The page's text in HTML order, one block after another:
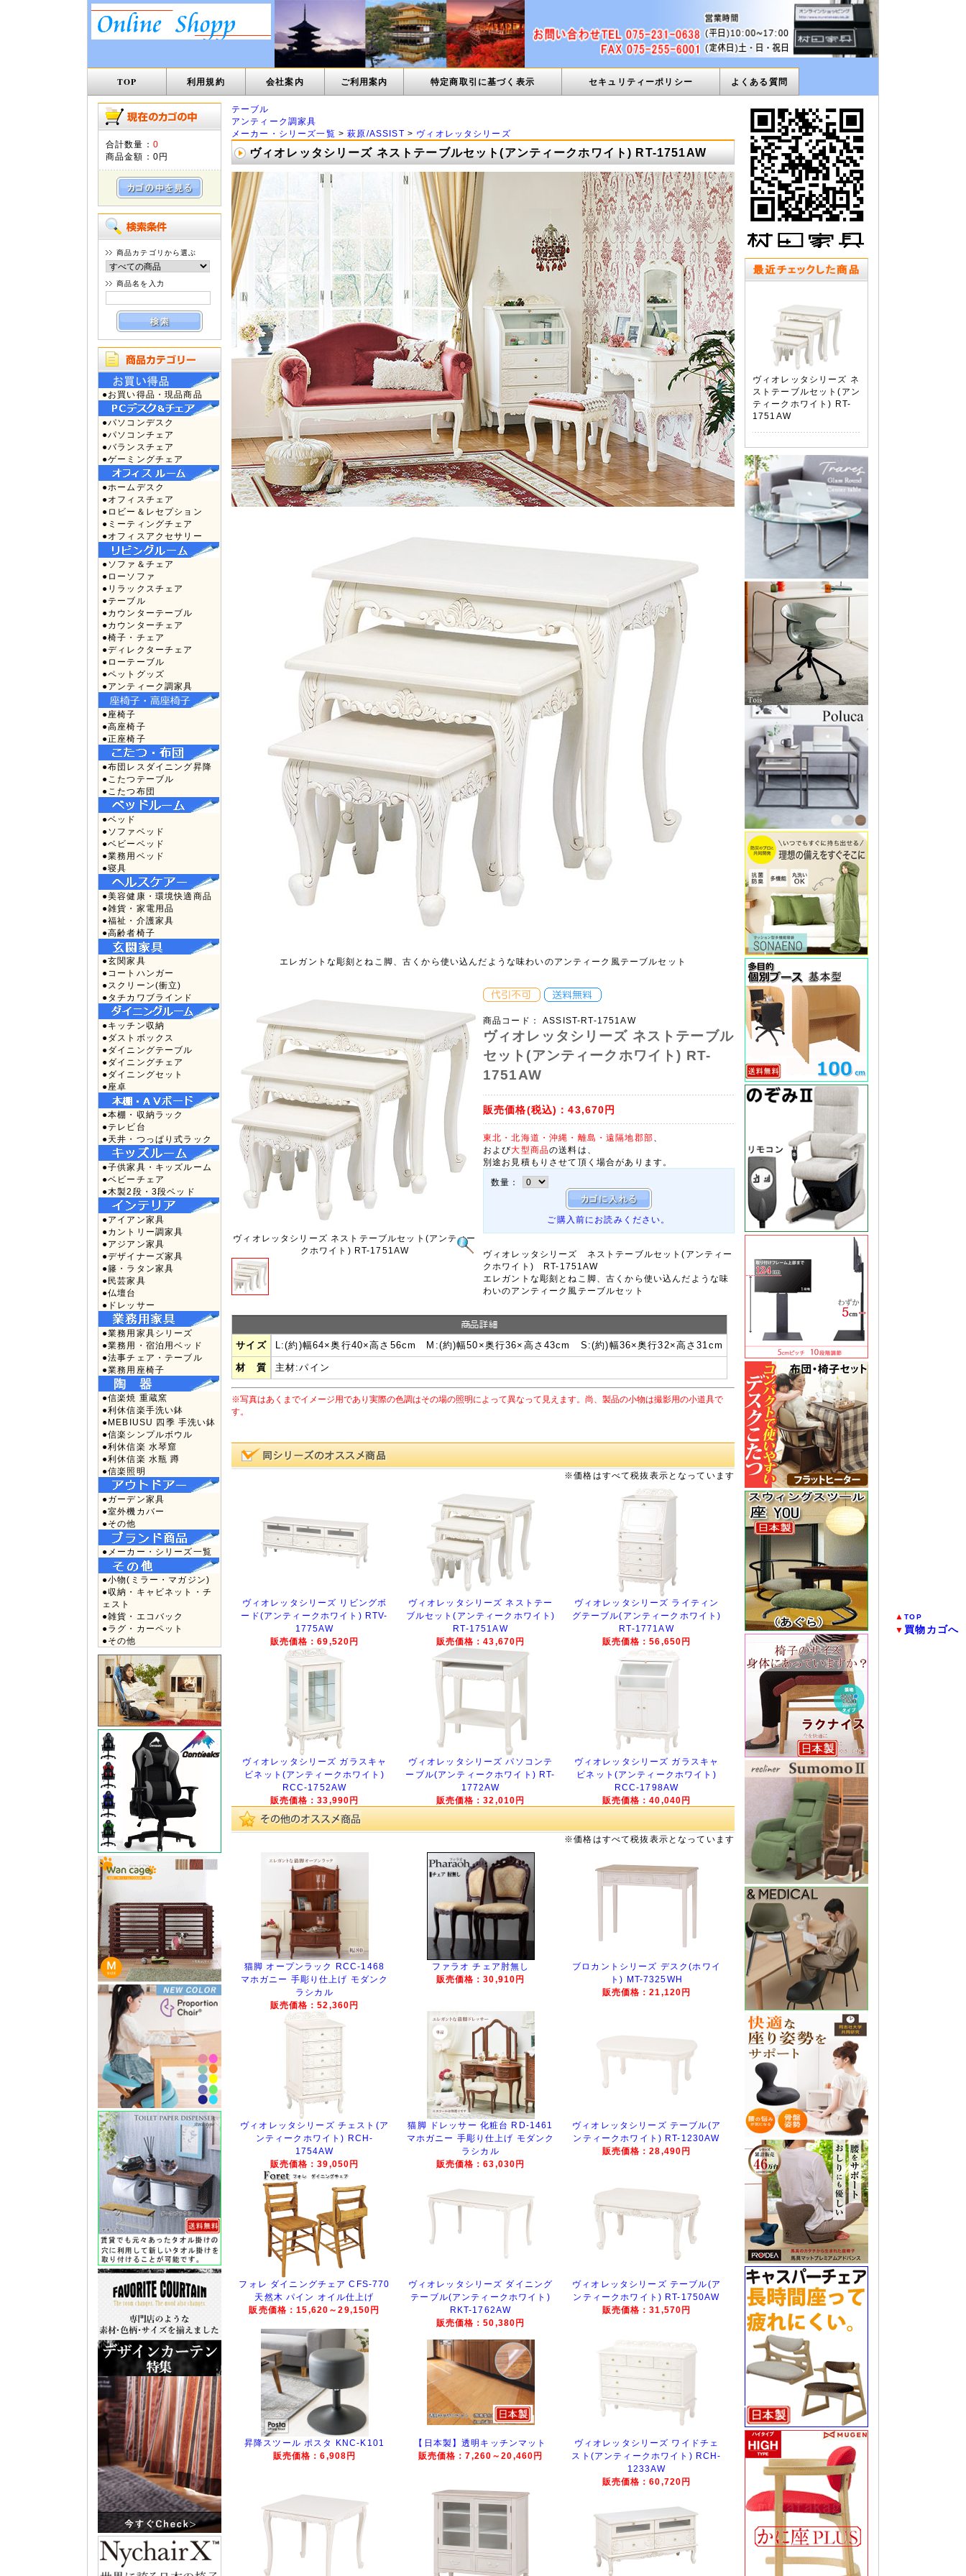
TOP 利用規約 会社案内 ご利用案内 特定商取引に基づく表示 セキュリティーポリシー よくある質問
合計数量： 0
商品金額： 0円
商品カテゴリから選ぶ
商品名を入力
●お買い得品・現品商品
●パソコンデスク
●パソコンチェア
●バランスチェア
●ゲーミングチェア
●ホームデスク
●オフィスチェア
●ロビー＆レセプション
●ミーティングチェア
●オフィスアクセサリー
●ソファ＆チェア
●ローソファ
●リラックスチェア
●テーブル
●カウンターテーブル
●カウンターチェア
●椅子・チェア
●ディレクターチェア
●ローテーブル
●ペットグッズ
●アンティーク調家具
●座椅子
●高座椅子
●正座椅子
●布団レスダイニング昇降
●こたつテーブル
●こたつ布団
●ベッド
●ソファベッド
●ベビーベッド
●業務用ベッド
●寝具
●美容健康・環境快適商品
●雑貨・家電用品
●福祉・介護家具
●高齢者椅子
●玄関家具
●コートハンガー
●スクリーン(衝立)
●タチカワブラインド
●キッチン収納
●ダストボックス
●ダイニングテーブル
●ダイニングチェア
●ダイニングセット
●座卓
●本棚・収納ラック
●テレビ台
●天井・つっぱり式ラック
●子供家具・キッズルーム
●ベビーチェア
●木製2段・3段ベッド
●アイアン家具
●カントリー調家具
●アジアン家具
●デザイナーズ家具
●籐・ラタン家具
●民芸家具
●仏壇台
●ドレッサー
●業務用家具シリーズ
●業務用・宿泊用ベッド
●法事チェア・テーブル
●業務用座椅子
●信楽焼 重蔵窯
●利休信楽手洗い鉢
●MEBIUSU 四季 手洗い鉢
●信楽シンプルボウル
●利休信楽 水琴窟
●利休信楽 水瓶 蹲
●信楽照明
●ガーデン家具
●室外機カバー
●その他
●メーカー・シリーズ一覧
●小物(ミラー・マガジン)
●収納・キャビネット・チ
ェスト
●雑貨・エコバック
●ラグ・カーペット
●その他
テーブル
アンティーク調家具
メーカー・シリーズ一覧 >萩原/ASSIST > ヴィオレッタシリーズ
ヴィオレッタシリーズ ネストテーブルセット(アンティークホワイト) RT-1751AW
エレガントな彫刻とねこ脚、古くから使い込んだような味わいのアンティーク風テーブルセット
ヴィオレッタシリーズ ネストテーブルセット(アンティー
クホワイト) RT-1751AW
商品コード： ASSIST-RT-1751AW
ヴィオレッタシリーズ ネストテーブル
セット(アンティークホワイト) RT-
1751AW
販売価格(税込)：43,670円
東北・北海道・沖縄・離島・遠隔地郡部
および大型商品の送料は、
別途お見積もりさせて頂く場合があります。
数量：
ご購入前にお読みください。
ヴィオレッタシリーズ ネストテーブルセット(アンティー
クホワイト) RT-1751AW
エレガントな彫刻とねこ脚、古くから使い込んだような味
わいのアンティーク風テーブルセット
サイズ L:(約)幅64×奥行40×高さ56cm M:(約)幅50×奥行36×高さ43cm S:(約)幅36×奥行32×高さ31cm
材 質 主材:パイン
※写真はあくまでイメージ用であり実際の色調はその場の照明によって異なって見えます。尚、製品の小物は撮影用の小道具で
す。
※価格はすべて税抜表示となっています
ヴィオレッタシリーズ リビングボ
ード(アンティークホワイト) RTV-
1775AW
販売価格：69,520円
ヴィオレッタシリーズ ネストテー
ブルセット(アンティークホワイト)
RT-1751AW
販売価格：43,670円
ヴィオレッタシリーズ ライティン
グテーブル(アンティークホワイト)
RT-1771AW
販売価格：56,650円
ヴィオレッタシリーズ ガラスキャ
ビネット(アンティークホワイト)
RCC-1752AW
販売価格：33,990円
ヴィオレッタシリーズ パソコンテ
ーブル(アンティークホワイト) RT-
1772AW
販売価格：32,010円
ヴィオレッタシリーズ ガラスキャ
ビネット(アンティークホワイト)
RCC-1798AW
販売価格：40,040円
※価格はすべて税抜表示となっています
猫脚 オープンラック RCC-1468
マホガニー 手彫り仕上げ モダンク
ラシカル
販売価格：52,360円
ファラオ チェア肘無し
販売価格：30,910円
ブロカントシリーズ デスク(ホワイ
ト) MT-7325WH
販売価格：21,120円
ヴィオレッタシリーズ チェスト(ア
ンティークホワイト) RCH-
1754AW
販売価格：39,050円
猫脚 ドレッサー 化粧台 RD-1461
マホガニー 手彫り仕上げ モダンク
ラシカル
販売価格：63,030円
ヴィオレッタシリーズ テーブル(ア
ンティークホワイト) RT-1230AW
販売価格：28,490円
フォレ ダイニングチェア CFS-770
天然木 パイン オイル仕上げ
販売価格：15,620～29,150円
ヴィオレッタシリーズ ダイニング
テーブル(アンティークホワイト)
RKT-1762AW
販売価格：50,380円
ヴィオレッタシリーズ テーブル(ア
ンティークホワイト) RT-1750AW
販売価格：31,570円
昇降スツール ポスタ KNC-K101
販売価格：6,908円
【日本製】透明キッチンマット
販売価格：7,260～20,460円
ヴィオレッタシリーズ ワイドチェ
スト(アンティークホワイト) RCH-
1233AW
販売価格：60,720円
ヴィオレッタシリーズ ネ
ストテーブルセット(アン
ティークホワイト) RT-
1751AW
▲TOP
▼ 買物カゴへ